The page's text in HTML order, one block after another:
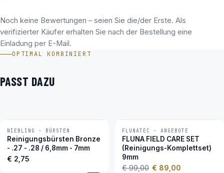
Noch keine Bewertungen – seien Sie die/der Erste. Als
verifizierter Käufer erhalten Sie nach der Bestellung eine
Einladung per E-Mail.
OPTIMAL KOMBINIERT
PASST DAZU
NIEBLING · BÜRSTEN
Reinigungsbürsten Bronze
- .27 - .28 / 6,8mm - 7mm
€ 2,75
−10 %
FLUNATEC · ANGEBOTE
FLUNA FIELD CARE SET
(Reinigungs-Komplettset)
9mm
€99,00 € 89,00